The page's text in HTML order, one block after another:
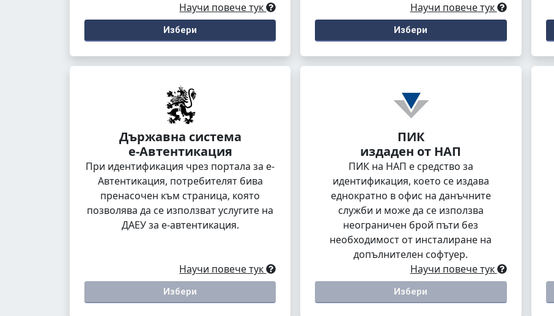
Научи повече тук
Избери
Научи повече тук
Избери
Държавна система
е-Автентикация
При идентификация чрез портала за е-
Автентикация, потребителят бива
пренасочен към страница, която
позволява да се използват услугите на
ДАЕУ за е-автентикация.
Научи повече тук
Избери
ПИК
издаден от НАП
ПИК на НАП е средство за
идентификация, което се издава
еднократно в офис на данъчните
служби и може да се използва
неограничен брой пъти без
необходимост от инсталиране на
допълнителен софтуер.
Научи повече тук
Избери